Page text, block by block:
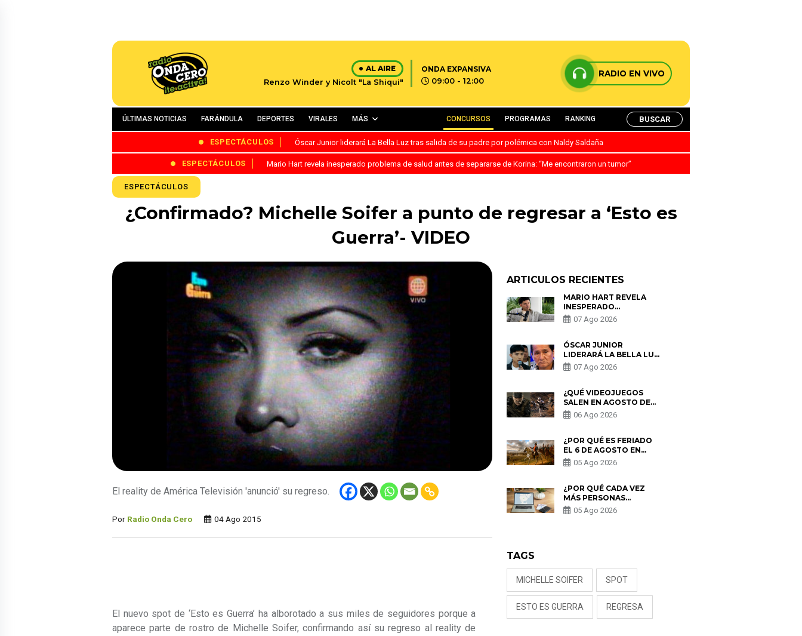
AL AIRE
Renzo Winder y Nicolt "La Shiqui"
ONDA EXPANSIVA
09:00 - 12:00
RADIO EN VIVO
ÚLTIMAS NOTICIAS FARÁNDULA DEPORTES VIRALES MÁS CONCURSOS PROGRAMAS RANKING BUSCAR
ESPECTÁCULOS Óscar Junior liderará La Bella Luz tras salida de su padre por polémica con Naldy Saldaña
ESPECTÁCULOS Mario Hart revela inesperado problema de salud antes de separarse de Korina: “Me encontraron un tumor”
ESPECTÁCULOS
¿Confirmado? Michelle Soifer a punto de regresar a ‘Esto es
Guerra’- VIDEO
El reality de América Televisión 'anunció' su regreso.
Por Radio Onda Cero 04 Ago 2015
El nuevo spot de ‘Esto es Guerra’ ha alborotado a sus miles de seguidores porque a
aparece parte de rostro de Michelle Soifer, confirmando así su regreso al reality de
ARTICULOS RECIENTES
MARIO HART REVELA
INESPERADO
PROBLEMA DE SALUD
ANTES DE SEPARARSE
ENCONTRARON UN
TUMOR”
07 Ago 2026
ÓSCAR JUNIOR
LIDERARÁ LA BELLA LUZ
TRAS SALIDA DE SU
PADRE POR POLÉMICA
07 Ago 2026
¿QUÉ VIDEOJUEGOS
SALEN EN AGOSTO DE
2026? ESTOS SON LOS
ESTRENOS MÁS
06 Ago 2026
¿POR QUÉ ES FERIADO
EL 6 DE AGOSTO EN
PERÚ? ESTA ES LA
HISTORIA
05 Ago 2026
¿POR QUÉ CADA VEZ
MÁS PERSONAS
UTILIZAN UNA VPN
PARA PROTEGER SU
05 Ago 2026
TAGS
MICHELLE SOIFER SPOT
ESTO ES GUERRA REGRESA